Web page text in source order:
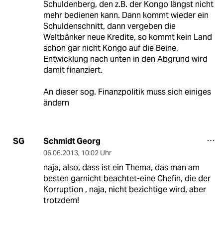
Schuldenberg, den z.B. der Kongo längst nicht
mehr bedienen kann. Dann kommt wieder ein
Schuldenschnitt, dann vergeben die
Weltbänker neue Kredite, so kommt kein Land
schon gar nicht Kongo auf die Beine,
Entwicklung nach unten in den Abgrund wird
damit finanziert.
An dieser sog. Finanzpolitik muss sich einiges
ändern
SG Schmidt Georg
06.06.2013, 10:02 Uhr
naja, also, dass ist ein Thema, das man am
besten garnicht beachtet-eine Chefin, die der
Korruption , naja, nicht bezichtige wird, aber
trotzdem!